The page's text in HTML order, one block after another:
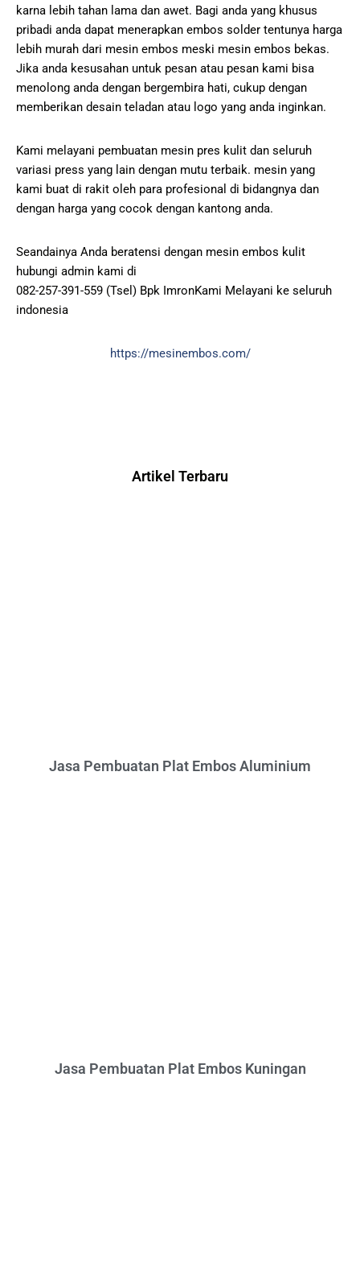
karna lebih tahan lama dan awet. Bagi anda yang khusus
pribadi anda dapat menerapkan embos solder tentunya harga
lebih murah dari mesin embos meski mesin embos bekas.
Jika anda kesusahan untuk pesan atau pesan kami bisa
menolong anda dengan bergembira hati, cukup dengan
memberikan desain teladan atau logo yang anda inginkan.
Kami melayani pembuatan mesin pres kulit dan seluruh
variasi press yang lain dengan mutu terbaik. mesin yang
kami buat di rakit oleh para profesional di bidangnya dan
dengan harga yang cocok dengan kantong anda.
Seandainya Anda beratensi dengan mesin embos kulit
hubungi admin kami di
082-257-391-559 (Tsel) Bpk ImronKami Melayani ke seluruh
indonesia
https://mesinembos.com/
Artikel Terbaru
Jasa Pembuatan Plat Embos Aluminium
Jasa Pembuatan Plat Embos Kuningan